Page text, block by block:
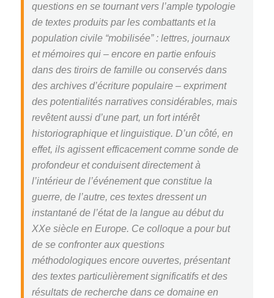
questions en se tournant vers l’ample typologie
de textes produits par les combattants et la
population civile “mobilisée” : lettres, journaux
et mémoires qui – encore en partie enfouis
dans des tiroirs de famille ou conservés dans
des archives d’écriture populaire – expriment
des potentialités narratives considérables, mais
revêtent aussi d’une part, un fort intérêt
historiographique et linguistique. D’un côté, en
effet, ils agissent efficacement comme sonde de
profondeur et conduisent directement à
l’intérieur de l’événement que constitue la
guerre, de l’autre, ces textes dressent un
instantané de l’état de la langue au début du
XXe siècle en Europe. Ce colloque a pour but
de se confronter aux questions
méthodologiques encore ouvertes, présentant
des textes particulièrement significatifs et des
résultats de recherche dans ce domaine en